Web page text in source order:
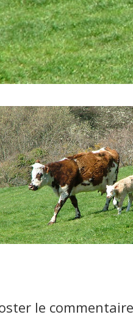
le commentaire